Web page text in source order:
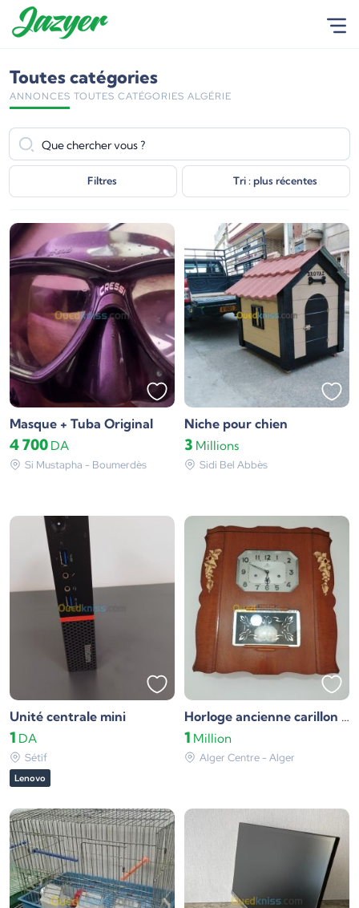
Toutes catégories
ANNONCES TOUTES CATÉGORIES ALGÉRIE
Filtres Tri : plus récentes
Masque + Tuba Original
4 700 DA
Si Mustapha - Boumerdès
Niche pour chien
3 Millions
Sidi Bel Abbès
Unité centrale mini
1 DA
Sétif
Lenovo
Horloge ancienne carillon en bois
1 Million
Alger Centre - Alger